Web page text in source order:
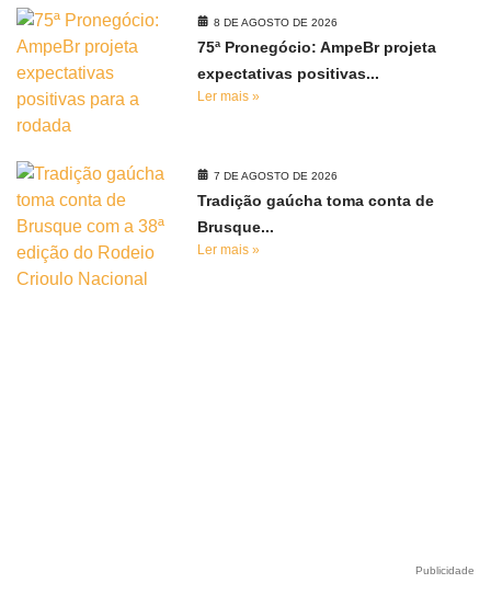
8 DE AGOSTO DE 2026
75ª Pronegócio: AmpeBr projeta
expectativas positivas...
Ler mais »
7 DE AGOSTO DE 2026
Tradição gaúcha toma conta de
Brusque...
Ler mais »
Publicidade